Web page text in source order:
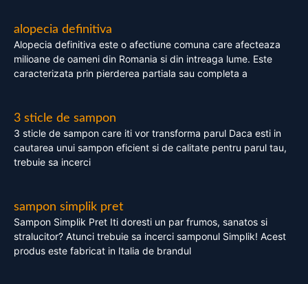
alopecia definitiva
Alopecia definitiva este o afectiune comuna care afecteaza
milioane de oameni din Romania si din intreaga lume. Este
caracterizata prin pierderea partiala sau completa a
3 sticle de sampon
3 sticle de sampon care iti vor transforma parul Daca esti in
cautarea unui sampon eficient si de calitate pentru parul tau,
trebuie sa incerci
sampon simplik pret
Sampon Simplik Pret Iti doresti un par frumos, sanatos si
stralucitor? Atunci trebuie sa incerci samponul Simplik! Acest
produs este fabricat in Italia de brandul